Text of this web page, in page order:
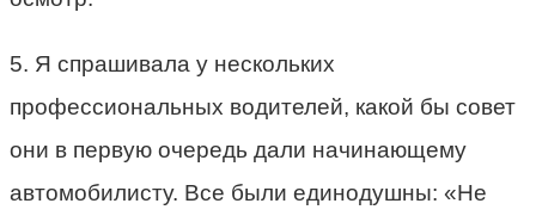
5. Я спрашивала у нескольких
профессиональных водителей, какой бы совет
они в первую очередь дали начинающему
автомобилисту. Все были единодушны: «Не